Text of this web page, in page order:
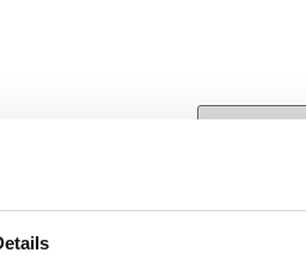
50cm rond